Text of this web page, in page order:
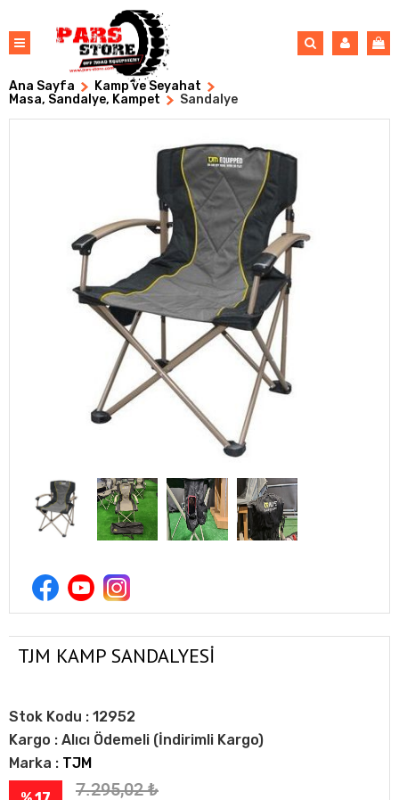
Ana Sayfa
Kamp ve Seyahat
Masa, Sandalye, Kampet
Sandalye
TJM KAMP SANDALYESİ
Stok Kodu : 12952
Kargo : Alıcı Ödemeli (İndirimli Kargo)
Marka : TJM
7.295,02₺